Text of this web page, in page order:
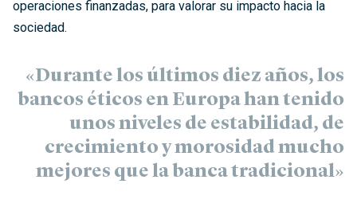
operaciones finanzadas, para valorar su impacto hacia la
sociedad.
«Durante los últimos diez años, los
bancos éticos en Europa han tenido
unos niveles de estabilidad, de
crecimiento y morosidad mucho
mejores que la banca tradicional»